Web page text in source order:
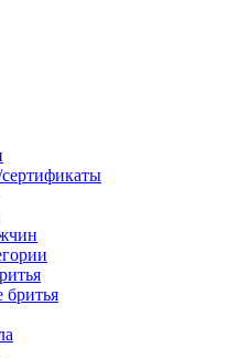
бритья